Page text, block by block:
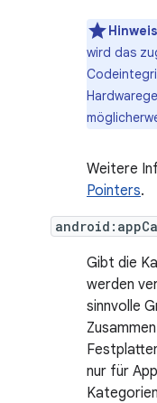
Hinweis
wird das
Weitere
Pointers.
Gibt die
werden
sinnvolle
nur für